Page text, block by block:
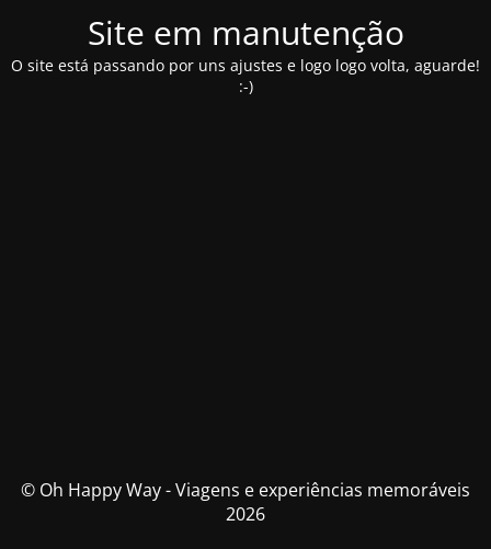
Site em manutenção
O site está passando por uns ajustes e logo logo volta, aguarde!
:-)
© Oh Happy Way - Viagens e experiências memoráveis
2026